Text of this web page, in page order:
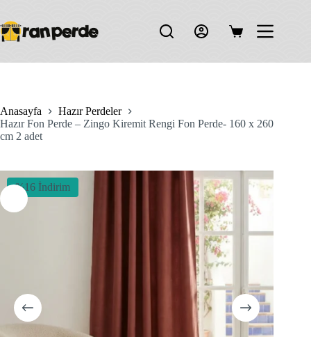
content
Shopping
Anasayfa
Hazır Perdeler
Hazır Fon Perde – Zingo Kiremit Rengi Fon Perde- 160 x 260
cm 2 adet
%16 İndirim